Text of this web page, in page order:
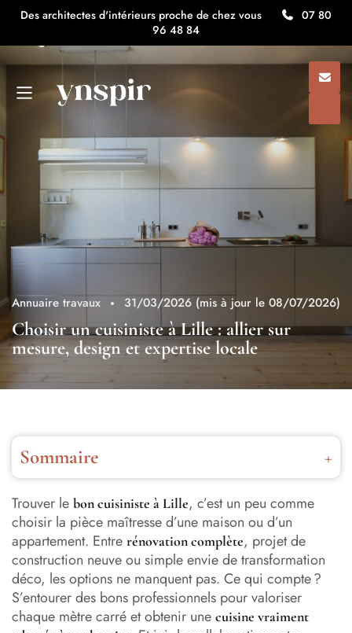
Des architectes d'intérieurs proche de chez vous
07 80
96 48 84
Annuaire travaux 31/03/2026 (mis à jour le 08/07/2026)
Choisir un cuisiniste à Lille : allier sur
mesure, design et expertise locale
Sommaire
Les 3 meilleurs « cuisiniste à Lille » selon les avis Google
et nos designers
bulthaup – Cuisiniste haut de gamme – Lille
Lille Cuisine
Leicht Lille
Trouver le bon cuisiniste à Lille, c’est un peu comme
choisir la pièce maîtresse d’une maison ou d’un
appartement. Entre rénovation complète, projet de
construction neuve ou simple envie de transformation
déco, les options ne manquent pas. Ce qui compte ?
S’entourer des bons professionnels pour valoriser
chaque mètre carré et obtenir une cuisine vraiment